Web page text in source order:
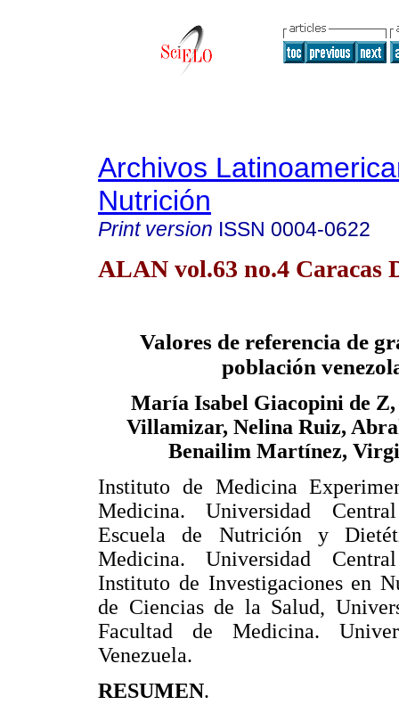
Archivos
Nutrición
Print version ISSN 0004-0622
ALAN vol.63 no.4 Caracas
Valores de referencia de
población
María Isabel Giacopini de
Villamizar, Nelina Ruiz,
Benailim Martínez,
Instituto de Medicina
Medicina. Universidad
Escuela de Nutrición y
Medicina. Universidad
Instituto de Investigaciones en
de Ciencias de la Salud,
Facultad de Medicina.
Venezuela.
RESUMEN.